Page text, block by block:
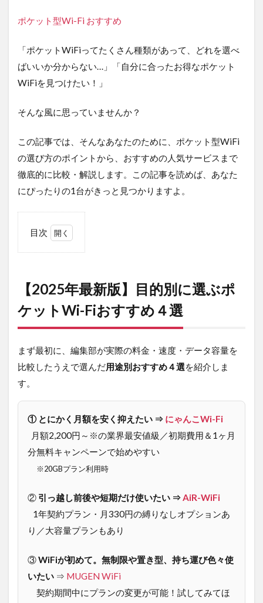
Tags
ポケット型Wi-Fi おすすめ
「ポケットWiFiってたくさん種類があって、どれを選べ
ばいいか分からない…」「自分に合ったお得なポケット
WiFiを見つけたい！」
そんな風に思っていませんか？
この記事では、そんなあなたのために、ポケット型WiFi
の選び方のポイントから、おすすめの人気サービスまで
徹底的に比較・解説します。この記事を読めば、あなた
にぴったりの1台がきっと見つかりますよ。
目次
版】目
的別に
選ぶポ
ケット
Wi-Fiお
４選
1.1
用途
別診
断｜
あな
たに
合う
ポケ
Wi-Fi
はど
れ？
2
ット
サー
ビス
【2025年最新版】目的別に選ぶポ
ケットWi-Fiおすすめ４選
まず最初に、編集部が実際の料金・速度・データ容量を
比較したうえで選んだ用途別おすすめ４選を紹介しま
す。
① とにかく月額を安く抑えたい ⇒ にゃんこWi-Fi
月額2,200円～※の業界最安値級／初期費用＆1ヶ月
分無料キャンペーンで始めやすい
※20GBプラン利用時
② 引っ越し前後や短期だけ使いたい ⇒AiR-WiFi
1年契約プラン・月330円の縛りなしオプションあ
り／大容量プランもあり
③WiFiが初めて。無制限や置き型、持ち運び色々使
いたい ⇒ MUGEN WiFi
契約期間中にプランの変更が可能！試してみてほ